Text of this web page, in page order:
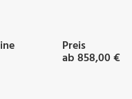
Preis
ab 858,00 €